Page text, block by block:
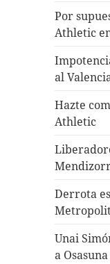
Por
Athletic
al
Hazte
Athletic
Derrota
Unai
a Osasuna